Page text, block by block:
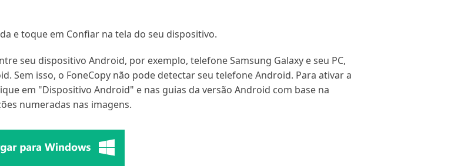
e toque em Confiar na tela do seu dispositivo.
seu dispositivo Android, por exemplo, telefone Samsung Galaxy e seu PC,
Sem isso, o FoneCopy não pode detectar seu telefone Android. Para ativar a
em "Dispositivo Android" e nas guias da versão Android com base na
numeradas nas imagens.